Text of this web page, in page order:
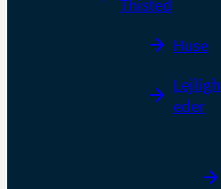
Thisted
Huse
Lejligh
eder